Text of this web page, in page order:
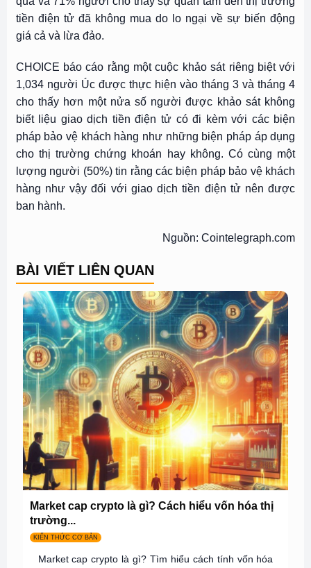
tiền điện tử đã không mua do lo ngại về sự biến động
giá cả và lừa đảo.
CHOICE báo cáo rằng một cuộc khảo sát riêng biệt với
1,034 người Úc được thực hiện vào tháng 3 và tháng 4
cho thấy hơn một nửa số người được khảo sát không
biết liệu giao dịch tiền điện tử có đi kèm với các biện
pháp bảo vệ khách hàng như những biện pháp áp dụng
cho thị trường chứng khoán hay không. Có cùng một
lượng người (50%) tin rằng các biện pháp bảo vệ khách
hàng như vậy đối với giao dịch tiền điện tử nên được
ban hành.
Nguồn: Cointelegraph.com
BÀI VIẾT LIÊN QUAN
Market cap crypto là gì? Cách hiểu vốn hóa thị
trường...
KIẾN THỨC CƠ BẢN
Market cap crypto là gì? Tìm hiểu cách tính vốn hóa